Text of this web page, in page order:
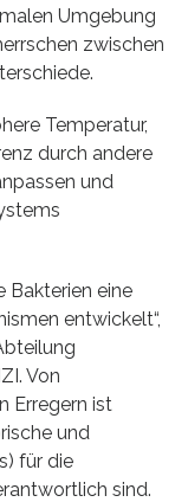
Umgebung
zwischen
Temperatur,
durch andere
und
Bakterien eine
entwickelt“,
Von
Erregern ist
und
für die
sind.